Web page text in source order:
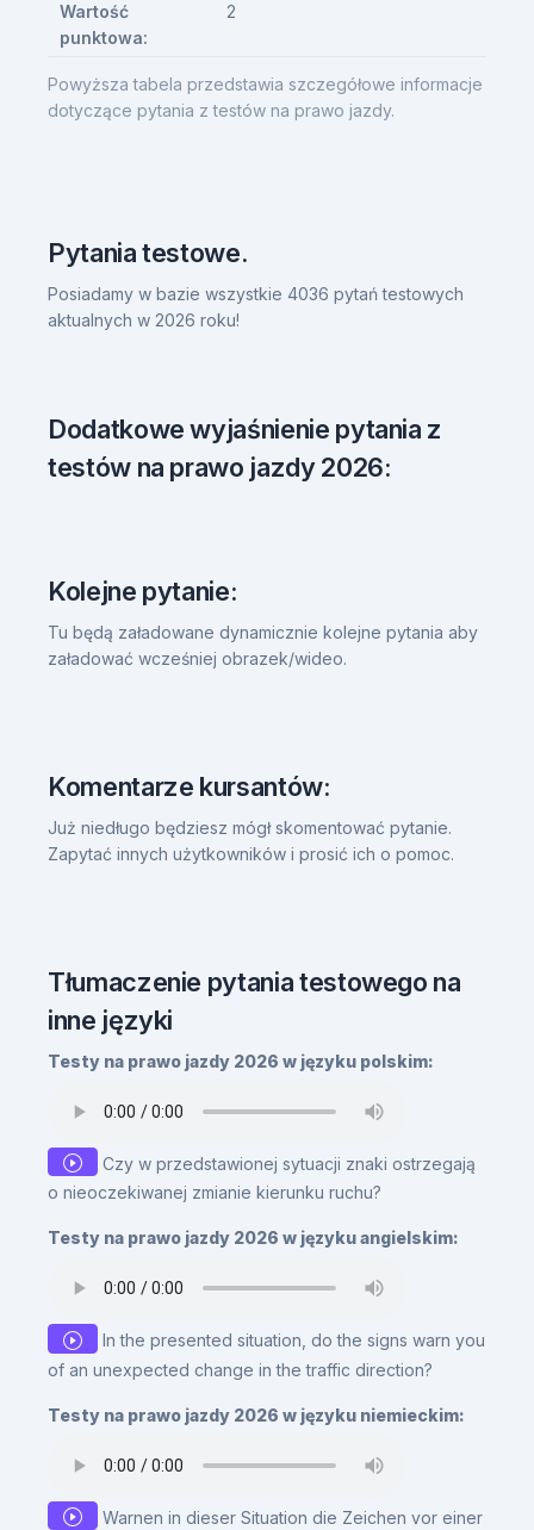
Powyższa tabela przedstawia szczegółowe informacje
dotyczące pytania z testów na prawo jazdy.
Wartość
punktowa:
2
Pytania testowe.
Posiadamy w bazie wszystkie 4036 pytań testowych
aktualnych w 2026 roku!
Dodatkowe wyjaśnienie pytania z
testów na prawo jazdy 2026:
Kolejne pytanie:
Tu będą załadowane dynamicznie kolejne pytania aby
załadować wcześniej obrazek/wideo.
Komentarze kursantów:
Już niedługo będziesz mógł skomentować pytanie.
Zapytać innych użytkowników i prosić ich o pomoc.
Tłumaczenie pytania testowego na
inne języki
Testy na prawo jazdy 2026 w języku polskim:
Czy w przedstawionej sytuacji znaki ostrzegają
o nieoczekiwanej zmianie kierunku ruchu?
Testy na prawo jazdy 2026 w języku angielskim:
In the presented situation, do the signs warn you
of an unexpected change in the traffic direction?
Testy na prawo jazdy 2026 w języku niemieckim:
Warnen in dieser Situation die Zeichen vor einer